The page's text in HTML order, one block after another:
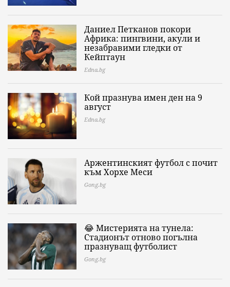
Даниел Петканов покори
Африка: пингвини, акули и
незабравими гледки от
Кейптаун
Edna.bg
Кой празнува имен ден на 9
август
Edna.bg
Аржентинският футбол с почит
към Хорхе Меси
Gong.bg
😂 Мистерията на тунела:
Стадионът отново погълна
празнуващ футболист
Gong.bg